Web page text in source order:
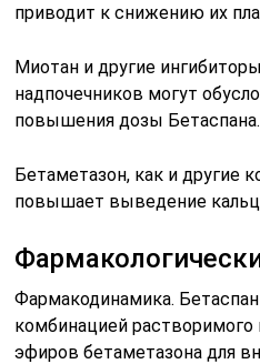
приводит к снижению их
Миотан и другие
надпочечников могут
повышения дозы Бетаспана.
Бетаметазон, как и другие
повышает выведение
Фармакодинамика.
комбинацией
эфиров бетаметазона для